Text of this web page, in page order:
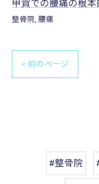
甲賀での腰痛の根本
整骨院 腰痛
< 前のページ
#整骨院